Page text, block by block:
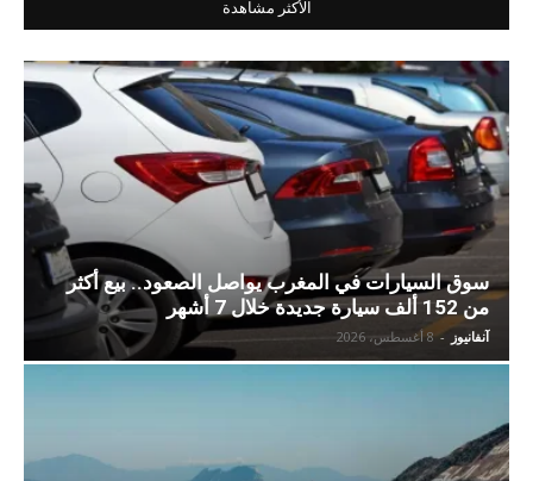
الأكثر مشاهدة
سوق السيارات في المغرب يواصل الصعود.. بيع أكثر
من 152 ألف سيارة جديدة خلال 7 أشهر
آنفانيوز - 8 أغسطس، 2026